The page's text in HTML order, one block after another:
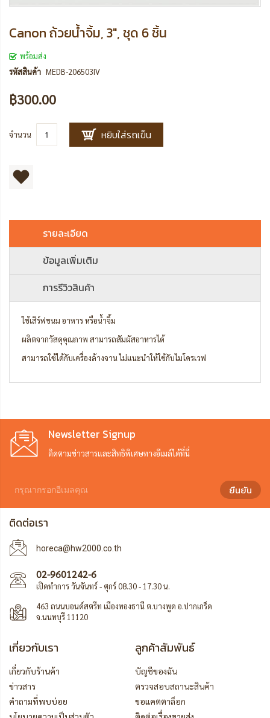
Canon ถ้วยน้ำจิ้ม, 3", ชุด 6 ชิ้น
พร้อมส่ง
รหัสสินค้า MEDB-206503IV
฿300.00
จำนวน หยิบใส่รถเข็น
รายละเอียด
ข้อมูลเพิ่มเติม
การรีวิวสินค้า
ใช้เสิร์ฟขนม อาหาร หรือน้ำจิ้ม
ผลิตจากวัสดุคุณภาพ สามารถสัมผัสอาหารได้
สามารถใช้ได้กับเครื่องล้างจาน ไม่แนะนำให้ใช้กับไมโครเวฟ
Newsletter Signup
ติดตามข่าวสารและสิทธิพิเศษทางอีเมล์ได้ที่นี่
ยืนยัน
ติดต่อเรา
horeca@hw2000.co.th
02-9601242-6
เปิดทำการ วันจันทร์ - ศุกร์ 08.30 - 17.30 น.
463 ถนนบอนด์สตรีท เมืองทองธานี ต.บางพูด อ.ปากเกร็ด
จ.นนทบุรี 11120
เกี่ยวกับเรา
เกี่ยวกับร้านค้า
ข่าวสาร
คำถามที่พบบ่อย
ลูกค้าสัมพันธ์
บัญชีของฉัน
ตรวจสอบสถานะสินค้า
ขอแคตตาล็อก